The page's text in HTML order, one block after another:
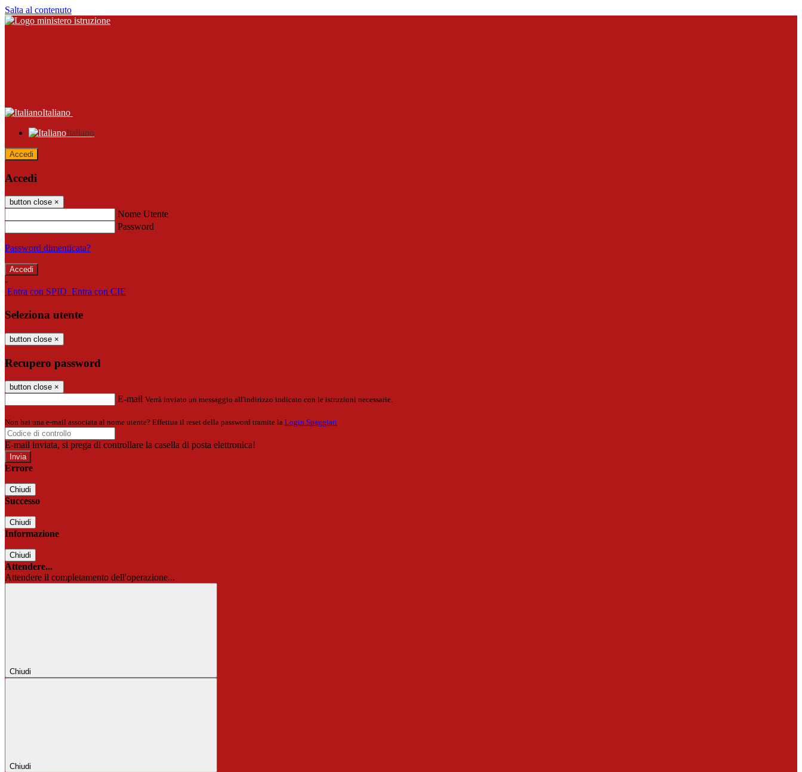
Salta al contenuto
Italiano
Italiano
Accedi
Accedi
button close ×
Nome Utente
Password
Password dimenticata?
-
Entra con SPID Entra con CIE
Seleziona utente
button close ×
Recupero password
button close ×
E-mail Verrà inviato un messaggio all'indirizzo indicato con le istruzioni necessarie.
Non hai una e-mail associata al nome utente? Effettua il reset della password tramite la Login Spaggiari
E-mail inviata, si prega di controllare la casella di posta elettronica!
Errore
Chiudi
Successo
Chiudi
Informazione
Chiudi
Attendere...
Attendere il completamento dell'operazione...
Chiudi
Chiudi